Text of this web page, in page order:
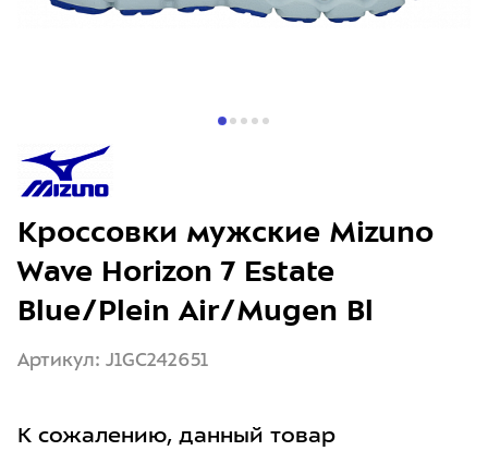
Кроссовки мужские Mizuno
Wave Horizon 7 Estate
Blue/Plein Air/Mugen Bl
Артикул: J1GC242651
К сожалению, данный товар